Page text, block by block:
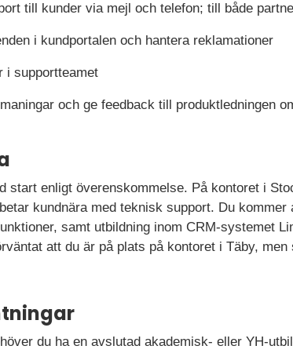
till kunder via mejl och telefon; till både
i kundportalen och hantera reklamationer
i supportteamet
och ge feedback till produktledningen
start enligt överenskommelse. På kontoret i
kundnära med teknisk support. Du
samt utbildning inom CRM-systemet
att du är på plats på kontoret i Täby,
du ha en avslutad akademisk- eller YH-